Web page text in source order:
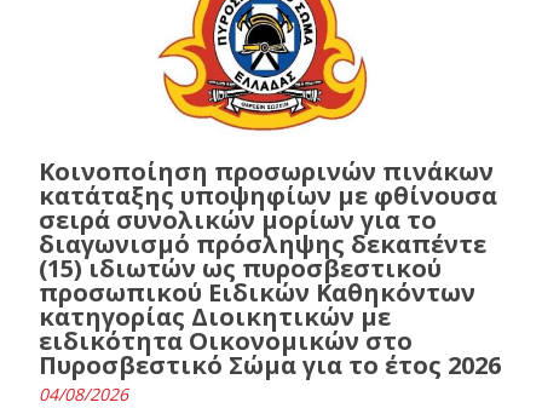
Κοινοποίηση προσωρινών πινάκων
κατάταξης υποψηφίων με φθίνουσα
σειρά συνολικών μορίων για το
διαγωνισμό πρόσληψης δεκαπέντε
(15) ιδιωτών ως πυροσβεστικού
προσωπικού Ειδικών Καθηκόντων
κατηγορίας Διοικητικών με
ειδικότητα Οικονομικών στο
Πυροσβεστικό Σώμα για το έτος 2026
04/08/2026